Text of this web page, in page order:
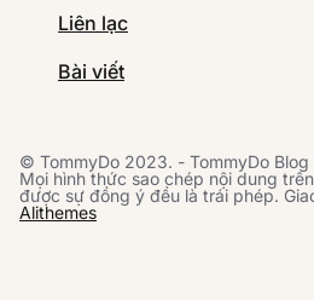
Liên lạc
Bài viết
© TommyDo 2023. - TommyDo
Mọi hình thức sao chép nội dung
được sự đồng ý đều là trái phép.
Alithemes